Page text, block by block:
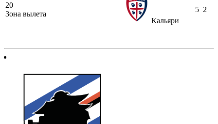
20
Зона вылета
Кальяри
5 2